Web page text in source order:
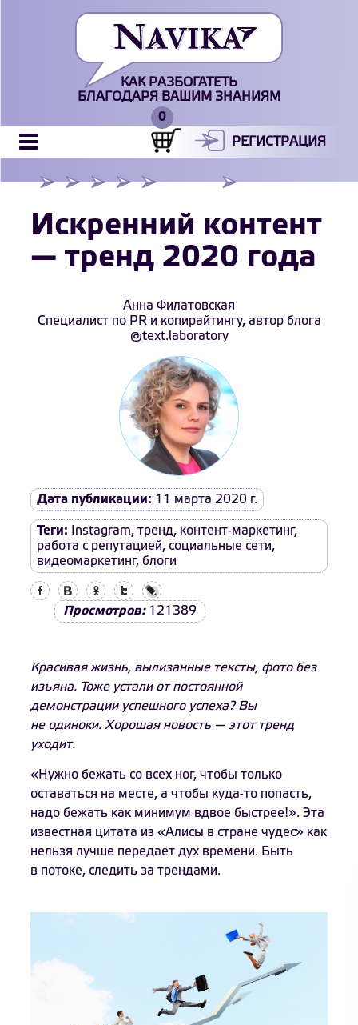
КАК РАЗБОГАТЕТЬ
БЛАГОДАРЯ ВАШИМ ЗНАНИЯМ
РЕГИСТРАЦИЯ
Искренний контент
— тренд 2020 года
Анна Филатовская
Специалист по PR и копирайтингу, автор блога
@text.laboratory
Дата публикации: 11 марта 2020 г.
Теги: Instagram, тренд, контент-маркетинг,
работа с репутацией, социальные сети,
видеомаркетинг, блоги
Просмотров:121389
Красивая жизнь, вылизанные тексты, фото без
изъяна. Тоже устали от постоянной
демонстрации успешного успеха? Вы
не одиноки. Хорошая новость — этот тренд
уходит.
«Нужно бежать со всех ног, чтобы только
оставаться на месте, а чтобы куда-то попасть,
надо бежать как минимум вдвое быстрее!». Эта
известная цитата из «Алисы в стране чудес» как
нельзя лучше передает дух времени. Быть
в потоке, следить за трендами.